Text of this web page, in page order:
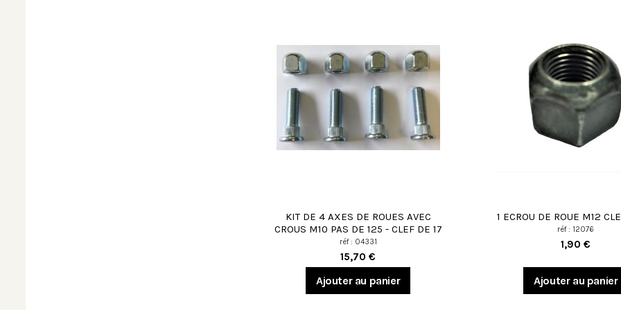
KIT DE 4 AXES DE ROUES AVEC
CROUS M10 PAS DE 125 - CLEF DE 17
réf : 04331
15,70 €
Ajouter au panier
1 ECROU DE ROUE M12
réf : 12076
1,90 €
Ajouter au panier